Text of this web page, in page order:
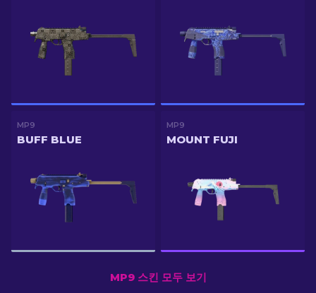
MP9
BUFF BLUE
MP9
MOUNT FUJI
MP9 스킨 모두 보기